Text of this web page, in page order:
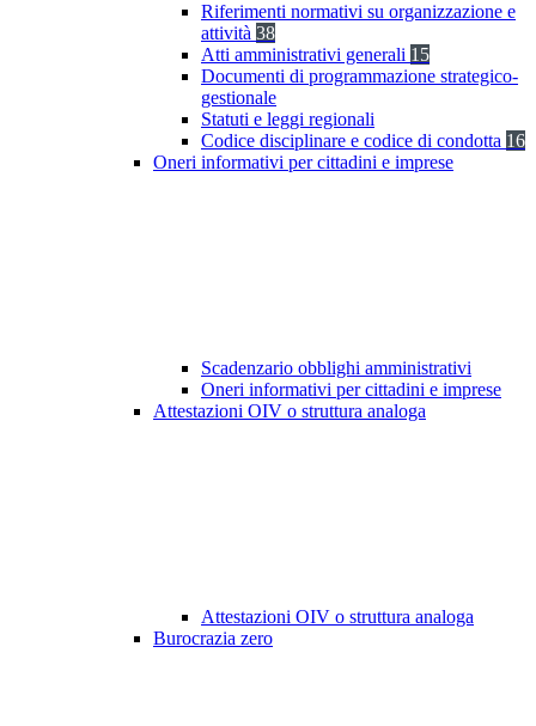
Riferimenti normativi su organizzazione e
attività 38
Atti amministrativi generali 15
Documenti di programmazione strategico-
gestionale
Statuti e leggi regionali
Codice disciplinare e codice di condotta 16
Oneri informativi per cittadini e imprese
Scadenzario obblighi amministrativi
Oneri informativi per cittadini e imprese
Attestazioni OIV o struttura analoga
Attestazioni OIV o struttura analoga
Burocrazia zero